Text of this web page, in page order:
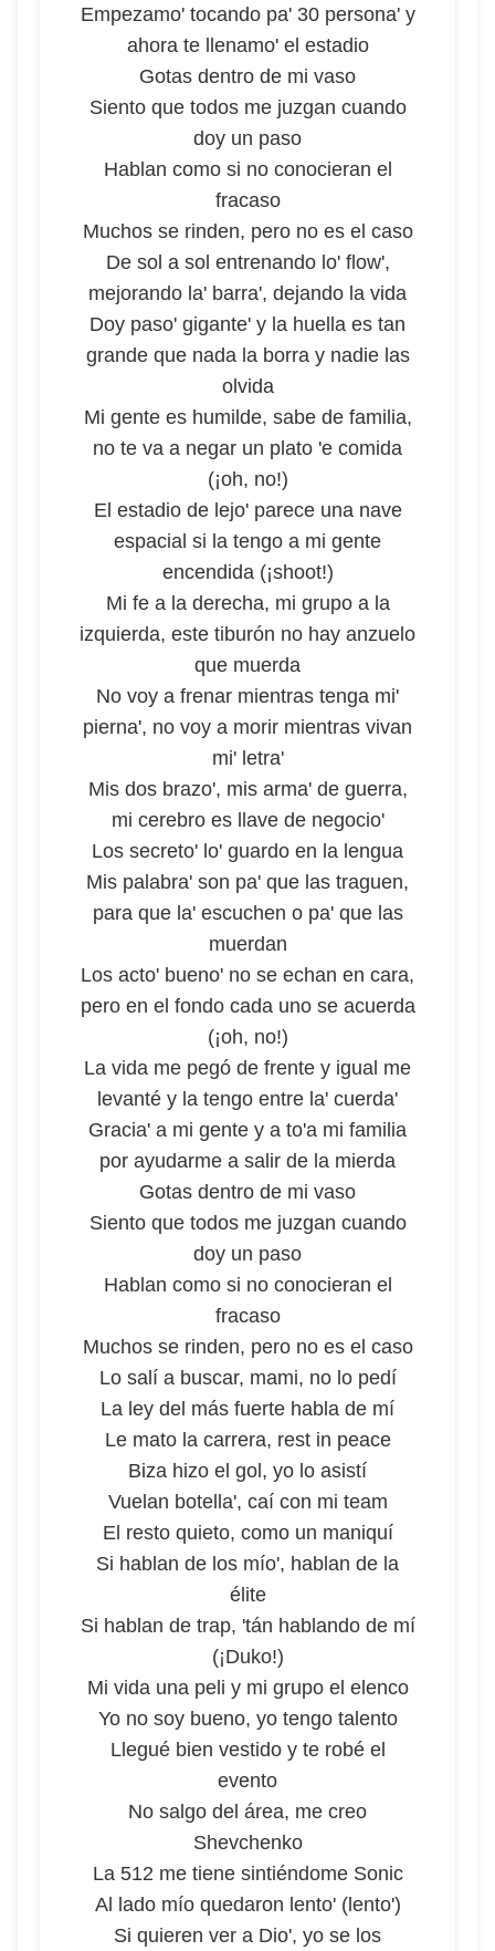
Empezamo' tocando pa' 30 persona' y
ahora te llenamo' el estadio
Gotas dentro de mi vaso
Siento que todos me juzgan cuando
doy un paso
Hablan como si no conocieran el
fracaso
Muchos se rinden, pero no es el caso
De sol a sol entrenando lo' flow',
mejorando la' barra', dejando la vida
Doy paso' gigante' y la huella es tan
grande que nada la borra y nadie las
olvida
Mi gente es humilde, sabe de familia,
no te va a negar un plato 'e comida
(¡oh, no!)
El estadio de lejo' parece una nave
espacial si la tengo a mi gente
encendida (¡shoot!)
Mi fe a la derecha, mi grupo a la
izquierda, este tiburón no hay anzuelo
que muerda
No voy a frenar mientras tenga mi'
pierna', no voy a morir mientras vivan
mi' letra'
Mis dos brazo', mis arma' de guerra,
mi cerebro es llave de negocio'
Los secreto' lo' guardo en la lengua
Mis palabra' son pa' que las traguen,
para que la' escuchen o pa' que las
muerdan
Los acto' bueno' no se echan en cara,
pero en el fondo cada uno se acuerda
(¡oh, no!)
La vida me pegó de frente y igual me
levanté y la tengo entre la' cuerda'
Gracia' a mi gente y a to'a mi familia
por ayudarme a salir de la mierda
Gotas dentro de mi vaso
Siento que todos me juzgan cuando
doy un paso
Hablan como si no conocieran el
fracaso
Muchos se rinden, pero no es el caso
Lo salí a buscar, mami, no lo pedí
La ley del más fuerte habla de mí
Le mato la carrera, rest in peace
Biza hizo el gol, yo lo asistí
Vuelan botella', caí con mi team
El resto quieto, como un maniquí
Si hablan de los mío', hablan de la
élite
Si hablan de trap, 'tán hablando de mí
(¡Duko!)
Mi vida una peli y mi grupo el elenco
Yo no soy bueno, yo tengo talento
Llegué bien vestido y te robé el
evento
No salgo del área, me creo
Shevchenko
La 512 me tiene sintiéndome Sonic
Al lado mío quedaron lento' (lento')
Si quieren ver a Dio', yo se los